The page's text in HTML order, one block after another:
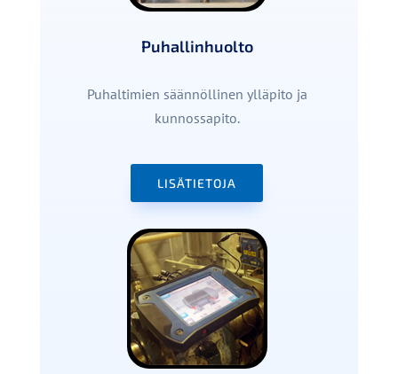
Puhallinhuolto
Puhaltimien säännöllinen ylläpito ja
kunnossapito.
LISÄTIETOJA